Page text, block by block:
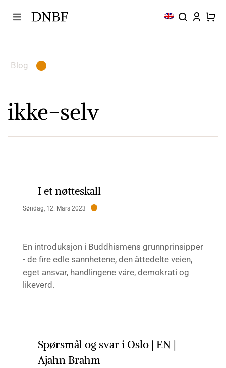
content
Blog
ikke-selv
I et nøtteskall
Søndag, 12. Mars 2023
En introduksjon i Buddhismens grunnprinsipper
- de fire edle sannhetene, den åttedelte veien,
eget ansvar, handlingene våre, demokrati og
likeverd.
Spørsmål og svar i Oslo | EN |
Ajahn Brahm